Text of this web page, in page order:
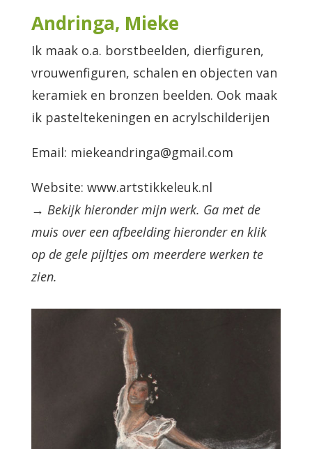
Andringa, Mieke
Ik maak o.a. borstbeelden, dierfiguren,
vrouwenfiguren, schalen en objecten van
keramiek en bronzen beelden. Ook maak
ik pasteltekeningen en acrylschilderijen
Email: miekeandringa@gmail.com
Website: www.artstikkeleuk.nl
→ Bekijk hieronder mijn werk. Ga met de
muis over een afbeelding hieronder en klik
op de gele pijltjes om meerdere werken te
zien.